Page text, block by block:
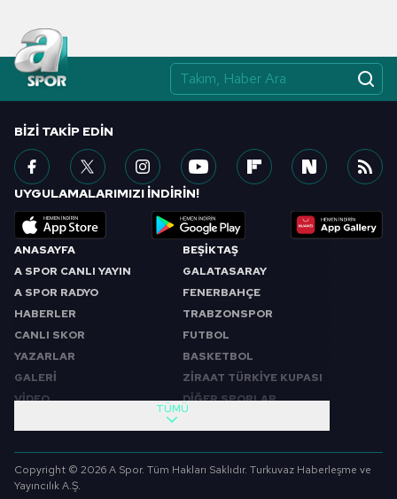
ANASAYFA
A SPOR CANLI YAYIN
A SPOR RADYO
HABERLER
CANLI SKOR
YAZARLAR
GALERİ
VİDEO
BEŞİKTAŞ
GALATASARAY
FENERBAHÇE
TRABZONSPOR
FUTBOL
BASKETBOL
ZİRAAT TÜRKİYE KUPASI
DİĞER SPORLAR
SABAH SPORU
SPOR GÜNDEMİ
FUTBOL
TÜMÜ
BIZI TAKIP EDIN
UYGULAMALARIMIZI İNDİRİN!
Copyright © 2026 A Spor. Tüm Hakları Saklıdır. Turkuvaz Haberleşme ve
Yayıncılık A.Ş.